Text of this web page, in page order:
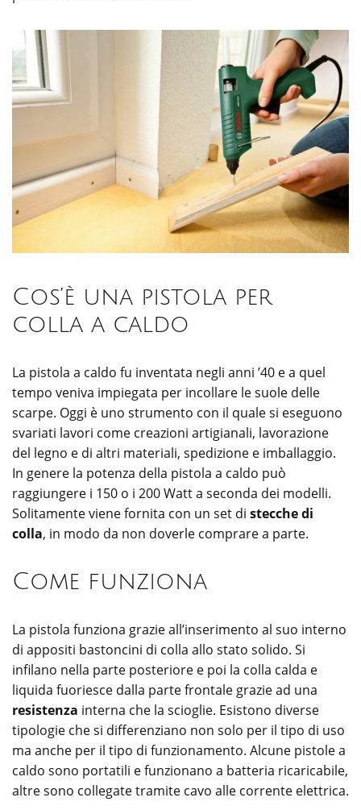
Cos’è una pistola per
colla a caldo
La pistola a caldo fu inventata negli anni ’40 e a quel
tempo veniva impiegata per incollare le suole delle
scarpe. Oggi è uno strumento con il quale si eseguono
svariati lavori come creazioni artigianali, lavorazione
del legno e di altri materiali, spedizione e imballaggio.
In genere la potenza della pistola a caldo può
raggiungere i 150 o i 200 Watt a seconda dei modelli.
Solitamente viene fornita con un set di stecche di
colla, in modo da non doverle comprare a parte.
Come funziona
La pistola funziona grazie all’inserimento al suo interno
di appositi bastoncini di colla allo stato solido. Si
infilano nella parte posteriore e poi la colla calda e
liquida fuoriesce dalla parte frontale grazie ad una
resistenza interna che la scioglie. Esistono diverse
tipologie che si differenziano non solo per il tipo di uso
ma anche per il tipo di funzionamento. Alcune pistole a
caldo sono portatili e funzionano a batteria ricaricabile,
altre sono collegate tramite cavo alle corrente elettrica.